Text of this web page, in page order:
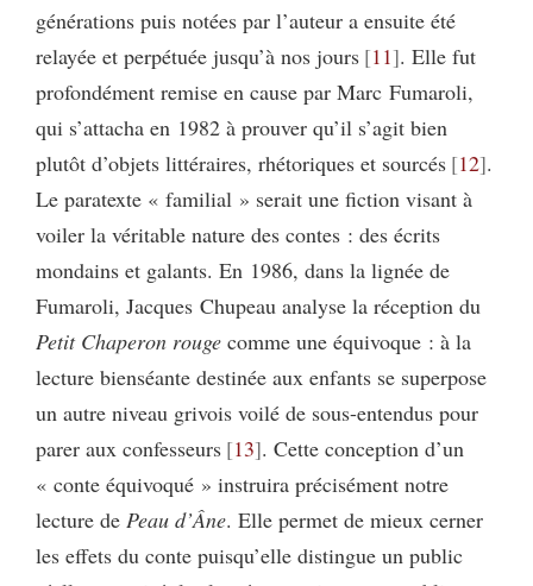
générations puis notées par l’auteur a ensuite été
relayée et perpétuée jusqu’à nos jours 11 . Elle fut
profondément remise en cause par Marc Fumaroli,
qui s’attacha en 1982 à prouver qu’il s’agit bien
plutôt d’objets littéraires, rhétoriques et sourcés 12 .
Le paratexte « familial » serait une fiction visant à
voiler la véritable nature des contes : des écrits
mondains et galants. En 1986, dans la lignée de
Fumaroli, Jacques Chupeau analyse la réception du
Petit Chaperon rouge comme une équivoque : à la
lecture bienséante destinée aux enfants se superpose
un autre niveau grivois voilé de sous-entendus pour
parer aux confesseurs 13 . Cette conception d’un
« conte équivoqué » instruira précisément notre
lecture de Peau d’Âne. Elle permet de mieux cerner
les effets du conte puisqu’elle distingue un public